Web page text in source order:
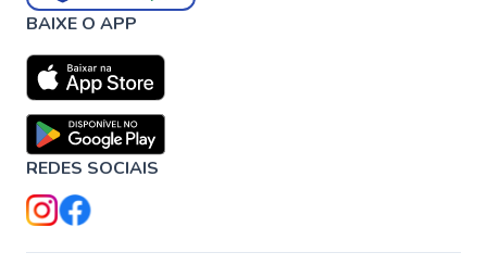
BAIXE O APP
REDES SOCIAIS